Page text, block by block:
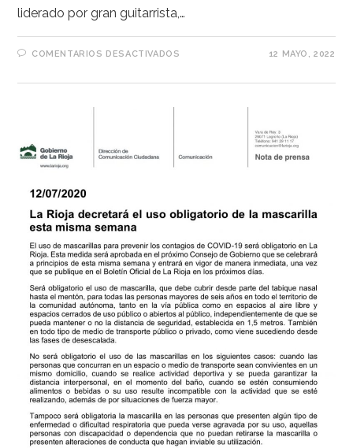
liderado por gran guitarrista,…
COMENTARIOS DESACTIVADOS 12 MAYO, 2022